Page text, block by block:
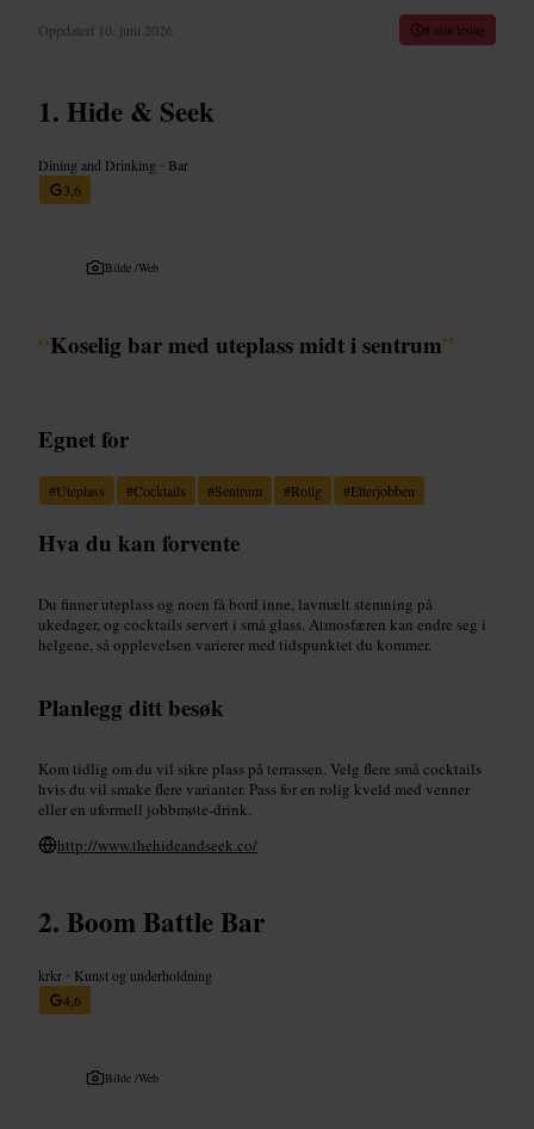
Oppdatert 10. juni 2026 8 min lesing
Hide & Seek
Dining and Drinking • Bar
3,6
Bilde /Web
“Koselig bar med uteplass midt i sentrum”
Egnet for
#Uteplass #Cocktails #Sentrum #Rolig #Etterjobben
Hva du kan forvente
Du finner uteplass og noen få bord inne, lavmælt stemning på
ukedager, og cocktails servert i små glass. Atmosfæren kan endre seg i
helgene, så opplevelsen varierer med tidspunktet du kommer.
Planlegg ditt besøk
Kom tidlig om du vil sikre plass på terrassen. Velg flere små cocktails
hvis du vil smake flere varianter. Pass for en rolig kveld med venner
eller en uformell jobbmøte-drink.
http://www.thehideandseek.co/
Boom Battle Bar
krkr • Kunst og underholdning
4,6
Bilde /Web